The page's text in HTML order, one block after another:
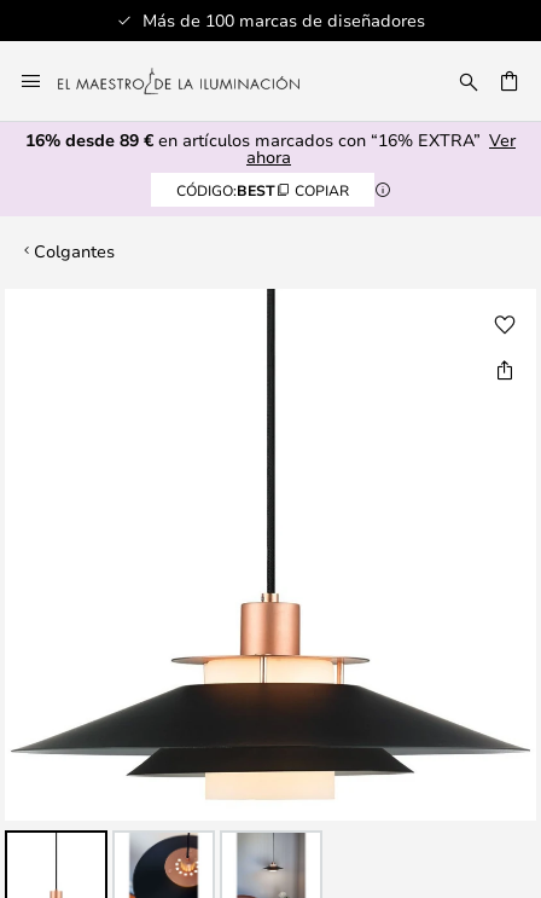
Más de 100 marcas de diseñadores
al
contenido
16% desde 89 € en artículos marcados con “16% EXTRA” Ver
ahora
CÓDIGO:BEST COPIAR
Colgantes